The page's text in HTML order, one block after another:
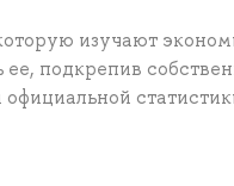
изучают
ее, подкрепив